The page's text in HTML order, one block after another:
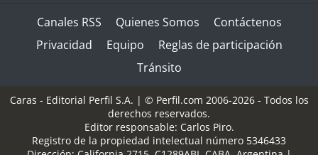
Canales RSS Quienes Somos
Contáctenos
Privacidad
Equipo
Reglas de participación
Tránsito
Caras - Editorial Perfil S.A. | © Perfil.com 2006-2026 - Todos los
derechos reservados.
Editor responsable: Carlos Piro.
Registro de la propiedad intelectual número 5346433